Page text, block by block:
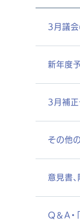
3月議
新年度
3月補正
その他
意見書
Q＆A・